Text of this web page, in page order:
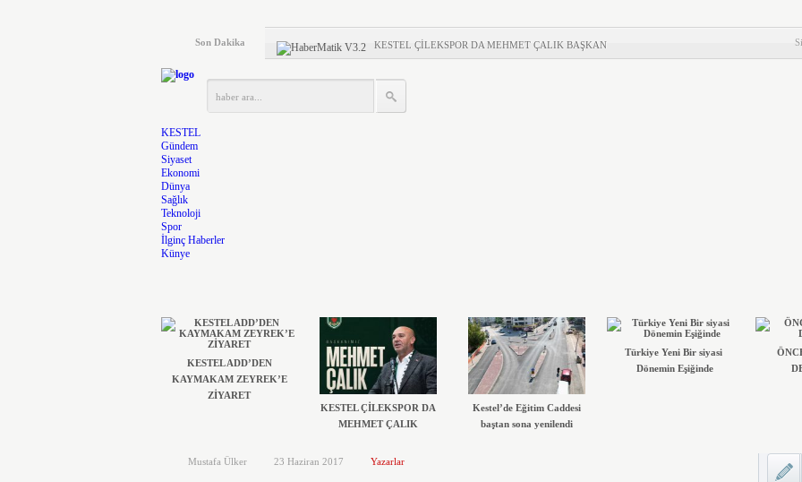
Son Dakika KESTEL ÇİLEKSPOR DA MEHMET ÇALIK BAŞKAN
KESTEL
Gündem
Siyaset
Ekonomi
Dünya
Sağlık
Teknoloji
Spor
İlginç Haberler
Künye
KESTEL ADD’DEN
KAYMAKAM ZEYREK’E
ZİYARET
KESTEL ÇİLEKSPOR DA
MEHMET ÇALIK
Kestel’de Eğitim Caddesi
baştan sona yenilendi
Türkiye Yeni Bir siyasi
Dönemin Eşiğinde
Mustafa Ülker 23 Haziran 2017 Yazarlar Ali